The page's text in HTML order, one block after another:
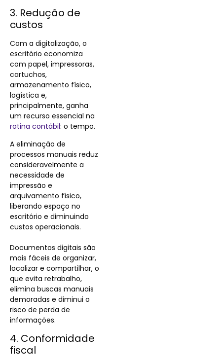
3. Redução de
custos
Com a digitalização, o
escritório economiza
com papel, impressoras,
cartuchos,
armazenamento físico,
logística e,
principalmente, ganha
um recurso essencial na
rotina contábil: o tempo.
A eliminação de
processos manuais reduz
consideravelmente a
necessidade de
impressão e
arquivamento físico,
liberando espaço no
escritório e diminuindo
custos operacionais.
Documentos digitais são
mais fáceis de organizar,
localizar e compartilhar, o
que evita retrabalho,
elimina buscas manuais
demoradas e diminui o
risco de perda de
informações.
4. Conformidade
fiscal